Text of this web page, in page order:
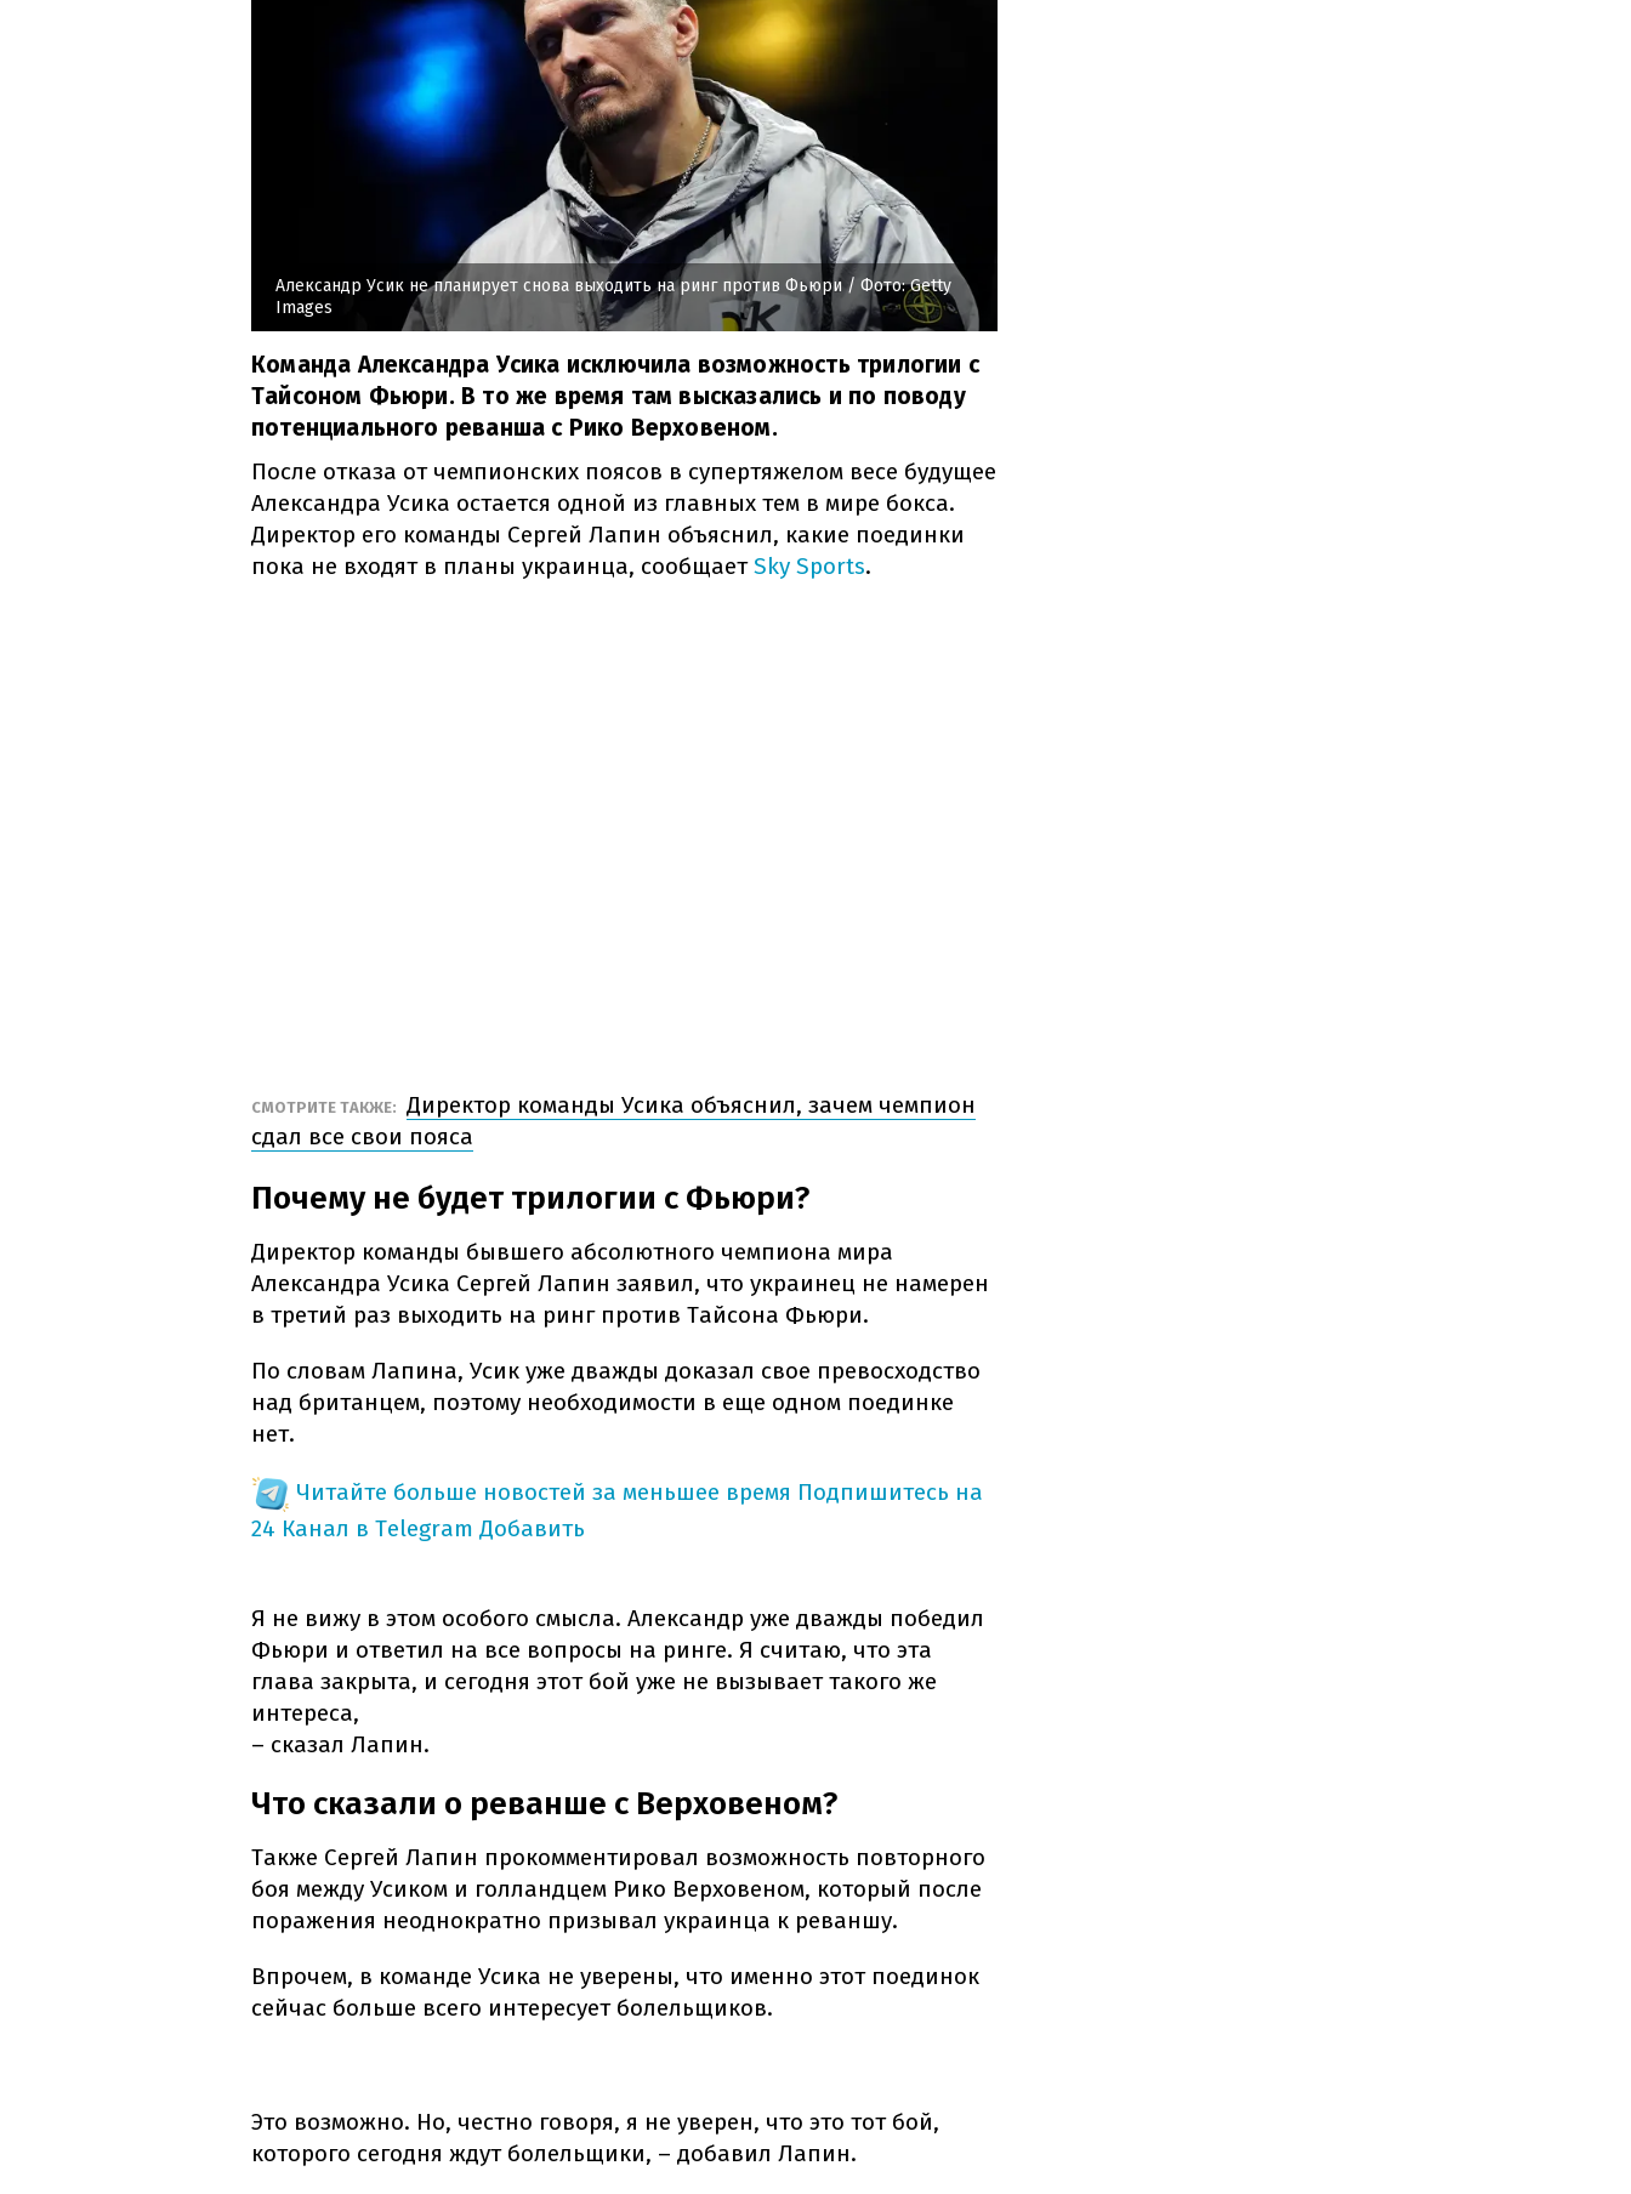
Александр Усик не планирует снова выходить на ринг против Фьюри/ Фото: Getty
Images
Команда Александра Усика исключила возможность трилогии с
Тайсоном Фьюри. В то же время там высказались и по поводу
потенциального реванша с Рико Верховеном.
После отказа от чемпионских поясов в супертяжелом весе будущее
Александра Усика остается одной из главных тем в мире бокса.
Директор его команды Сергей Лапин объяснил, какие поединки
пока не входят в планы украинца, сообщаетSky Sports.
СМОТРИТЕ ТАКЖЕ: Директор команды Усика объяснил, зачем чемпион
сдал все свои пояса
Почему не будет трилогии с Фьюри?
Директор команды бывшего абсолютного чемпиона мира
Александра Усика Сергей Лапин заявил, что украинец не намерен
в третий раз выходить на ринг против Тайсона Фьюри.
По словам Лапина, Усик уже дважды доказал свое превосходство
над британцем, поэтому необходимости в еще одном поединке
нет.
Читайте больше новостей за меньшее время Подпишитесь на
24 Канал в Telegram Добавить
Я не вижу в этом особого смысла. Александр уже дважды победил
Фьюри и ответил на все вопросы на ринге. Я считаю, что эта
глава закрыта, и сегодня этот бой уже не вызывает такого же
интереса,
– сказал Лапин.
Что сказали о реванше с Верховеном?
Также Сергей Лапин прокомментировал возможность повторного
боя между Усиком и голландцем Рико Верховеном, который после
поражения неоднократно призывал украинца к реваншу.
Впрочем, в команде Усика не уверены, что именно этот поединок
сейчас больше всего интересует болельщиков.
Это возможно. Но, честно говоря, я не уверен, что это тот бой,
которого сегодня ждут болельщики, – добавил Лапин.